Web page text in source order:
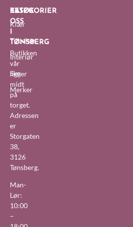
BESØK
OSS
TØNSBERG
Butikken
vår
ligger
midt
på
torget.
Adressen
er
Storgaten
38,
3126
Tønsberg.
Man-
Lør:
10:00
–
KATEGORIER
Klær
Tilbehør
Interiør
Sko
Merker